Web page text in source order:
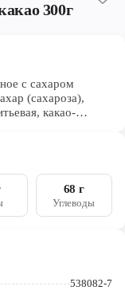
300г
с сахаром
(сахароза),
какао-
68 г
Углеводы
538082-7